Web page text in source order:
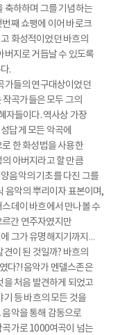
축하하며 그를 기념하는
째 쇼팽에 이어 바로크
화성적이었던 바흐의
버지로 거듭날 수 있도록
.
가들의 연구대상이었던
곡가들은 모두 그의
자들이다. 역사상 가장
답게 모든 악곡에
한 화성법을 사용한
아버지라고 할 만큼
음악의 기초를 다진 그를
음악의 뿌리이자 표본이며,
데이 바흐에서 만나볼 수
르간 연주자였지만
그가 유명해지기까지…
이 된 것일까? 바흐의
다?! 음악가 멘델스존은
을 처음 발견하게 되었고
등 바흐의 모든 것을
악을 통해 감동으로
곡가로 1000여곡이 넘는